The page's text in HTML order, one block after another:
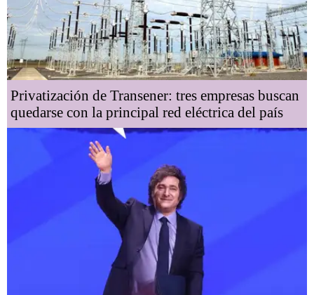
Privatización de Transener: tres empresas buscan
quedarse con la principal red eléctrica del país